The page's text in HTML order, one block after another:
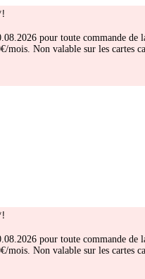
pour toute commande de
Non valable sur les cartes
pour toute commande de
Non valable sur les cartes